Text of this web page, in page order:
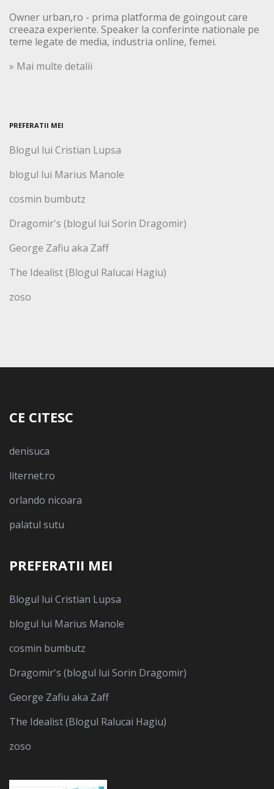
Owner urban,ro - prima platforma de goingout care
creeaza experiente. Speaker la conferinte nationale pe
teme legate de media, industria online, femei.
» Mai multe detalii
PREFERATII MEI
Blogul lui Cristian Lupsa
blogul lui Marius Manole
cosmin bumbutz
Dragomir's (blogul lui Sorin Dragomir)
George Zafiu aka Zaff
The Idealist (Blogul Ralucai Hagiu)
zoso
CE CITESC
denisuca
liternet.ro
orlando nicoara
palatul sutu
PREFERATII MEI
Blogul lui Cristian Lupsa
blogul lui Marius Manole
cosmin bumbutz
Dragomir's (blogul lui Sorin Dragomir)
George Zafiu aka Zaff
The Idealist (Blogul Ralucai Hagiu)
zoso